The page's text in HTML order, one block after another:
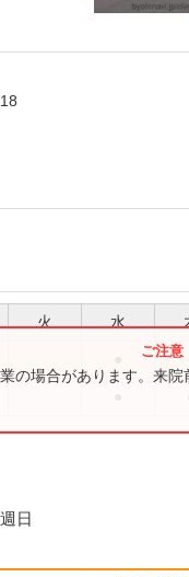
火 水
の場合があります。来院
日